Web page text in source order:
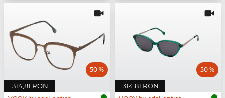
314,81 RON
50 %
314,81 RON
50 %